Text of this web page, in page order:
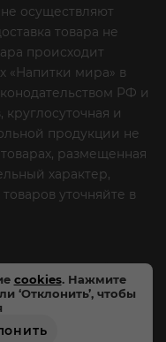
cookies. Нажмите
‘Отклонить’, чтобы
осуществляют
товара не
происходит
«Напитки мира» в
РФ и
и
продукции не
размещенная
характер,
уточняйте в